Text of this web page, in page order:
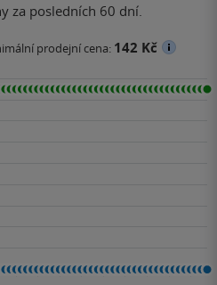
za posledních 60 dní.
prodejní cena: 142 Kč